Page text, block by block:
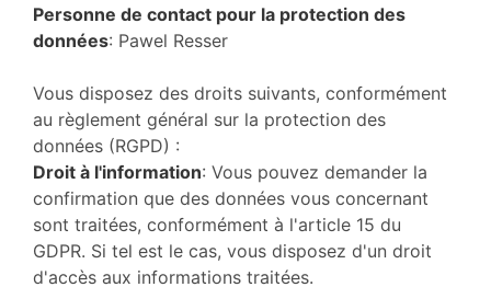
Personne de contact pour la protection des
données: Pawel Resser
Vous disposez des droits suivants, conformément
au règlement général sur la protection des
données (RGPD) :
Droit à l'information: Vous pouvez demander la
confirmation que des données vous concernant
sont traitées, conformément à l'article 15 du
GDPR. Si tel est le cas, vous disposez d'un droit
d'accès aux informations traitées.